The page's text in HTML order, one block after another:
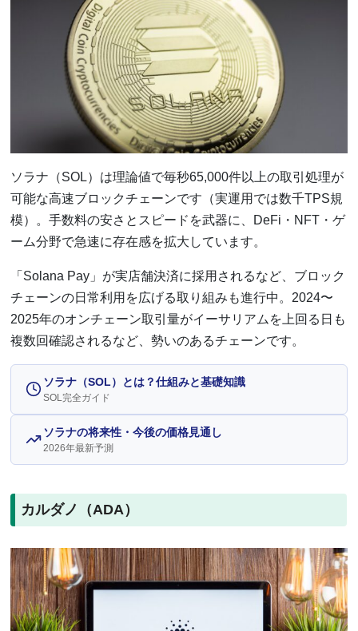
ソラナ（SOL）は理論値で毎秒65,000件以上の取引処理が
可能な高速ブロックチェーンです（実運用では数千TPS規
模）。手数料の安さとスピードを武器に、DeFi・NFT・ゲ
ーム分野で急速に存在感を拡大しています。
「Solana Pay」が実店舗決済に採用されるなど、ブロック
チェーンの日常利用を広げる取り組みも進行中。2024〜
2025年のオンチェーン取引量がイーサリアムを上回る日も
複数回確認されるなど、勢いのあるチェーンです。
ソラナ（SOL）とは？仕組みと基礎知識
SOL完全ガイド
ソラナの将来性・今後の価格見通し
2026年最新予測
カルダノ（ADA）